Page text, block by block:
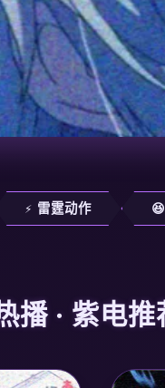
⚡ 雷霆动作
播 · 紫电推